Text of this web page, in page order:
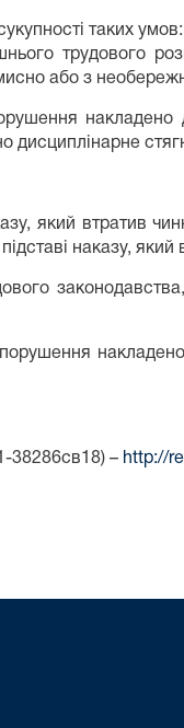
таких
трудового
або з
накладено
дисциплінарне
який втратив
наказу, який
38286св18) – http://